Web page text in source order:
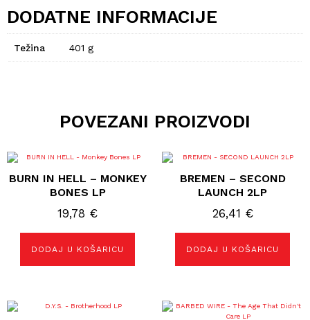
DODATNE INFORMACIJE
Težina 401 g
POVEZANI PROIZVODI
BURN IN HELL – MONKEY
BONES LP
19,78 €
DODAJ U KOŠARICU
BREMEN – SECOND
LAUNCH 2LP
26,41 €
DODAJ U KOŠARICU